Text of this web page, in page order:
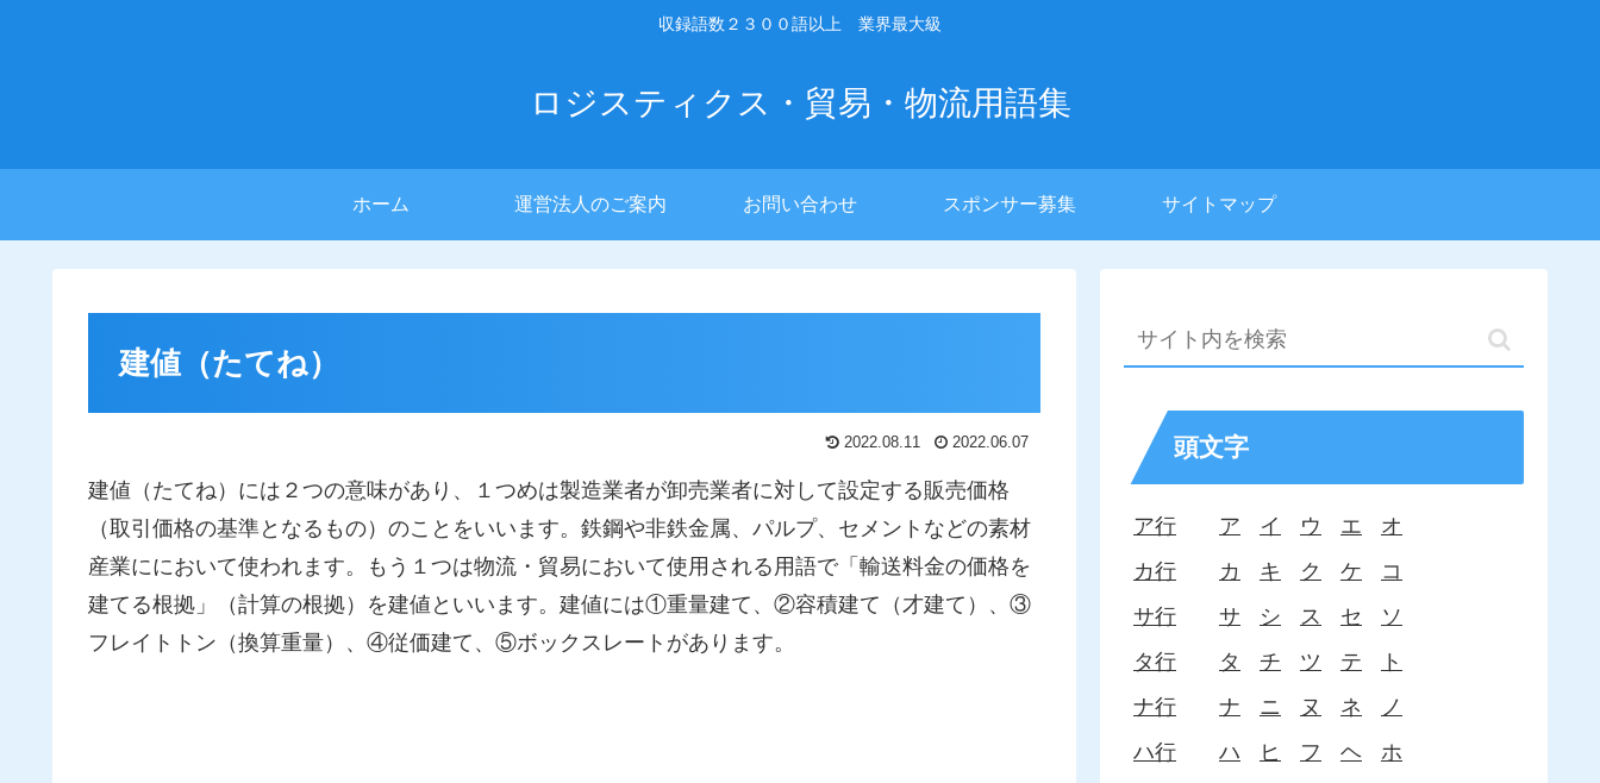
収録語数２３００語以上 業界最大級
ロジスティクス・貿易・物流用語集
ホーム 運営法人のご案内 お問い合わせ スポンサー募集 サイトマップ
建値（たてね）
2022.08.11 2022.06.07
建値（たてね）には２つの意味があり、１つめは製造業者が卸売業者に対して設定する販売価格
（取引価格の基準となるもの）のことをいいます。鉄鋼や非鉄金属、パルプ、セメントなどの素材
産業ににおいて使われます。もう１つは物流・貿易において使用される用語で「輸送料金の価格を
建てる根拠」（計算の根拠）を建値といいます。建値には①重量建て、②容積建て（才建て）、③
フレイトトン（換算重量）、④従価建て、⑤ボックスレートがあります。
頭文字
ア行 ア イ ウ エ
オ
カ行
カ キ ク ケ
コ
サ行
サ シ ス セ
ソ
タ行
タ チ ツ テ
ト
ナ行
ナ ニ ヌ ネ
ノ
ハ行
ハ ヒ フ ヘ
ホ